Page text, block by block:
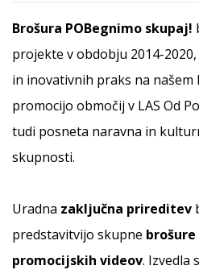
Brošura POBegnimo skupaj!
projekte v obdobju 2014-
in inovativnih praks na našem
promocijo območij v LAS Od
tudi posneta naravna in
skupnosti.
Uradna zaključna prireditev
predstavitvijo skupne
promocijskih videov. Izvedla